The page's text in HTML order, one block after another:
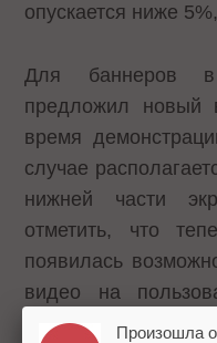
опускается ниже
Для баннеров
предложил новый
время
случае
нижней части
отметить, что
появилась
видео на
интересами.Произошла